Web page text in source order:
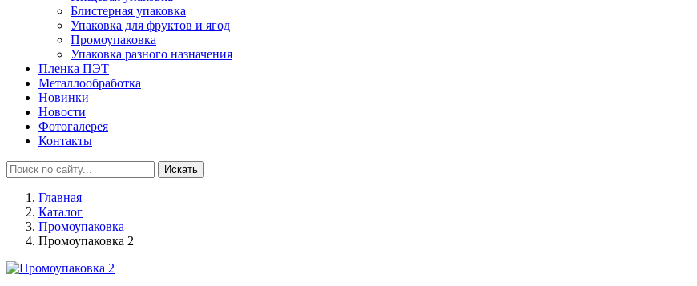
Блистерная упаковка
Упаковка для фруктов и ягод
Промоупаковка
Упаковка разного назначения
Пленка ПЭТ
Металлообработка
Новинки
Новости
Фотогалерея
Контакты
Искать
Главная
Каталог
Промоупаковка
Промоупаковка 2